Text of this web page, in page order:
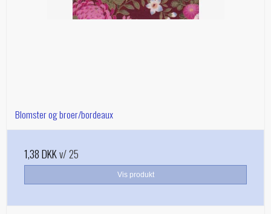
Blomster og broer/bordeaux
1,38 DKKv/ 25
Vis produkt